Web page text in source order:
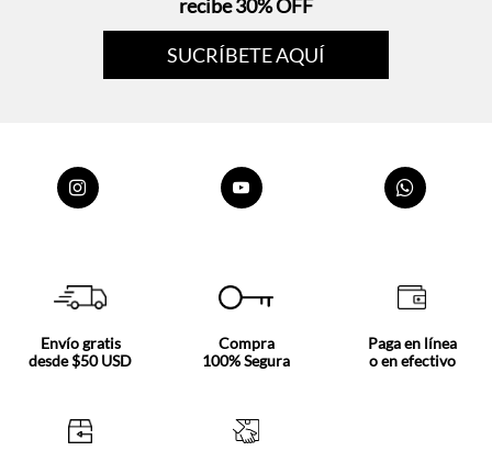
recibe 30% OFF
SUCRÍBETE AQUÍ
Envío gratis
desde $50 USD
Compra
100% Segura
Paga en línea
o en efectivo